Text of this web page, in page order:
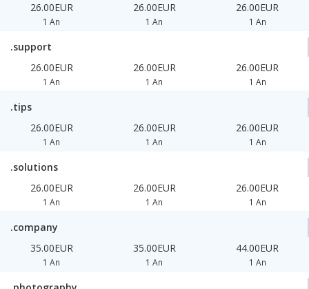
26.00EUR
1 An
26.00EUR
1 An
26.00EUR
1 An
.support
26.00EUR
1 An
26.00EUR
1 An
26.00EUR
1 An
.tips
26.00EUR
1 An
26.00EUR
1 An
26.00EUR
1 An
.solutions
26.00EUR
1 An
26.00EUR
1 An
26.00EUR
1 An
.company
35.00EUR
1 An
35.00EUR
1 An
44.00EUR
1 An